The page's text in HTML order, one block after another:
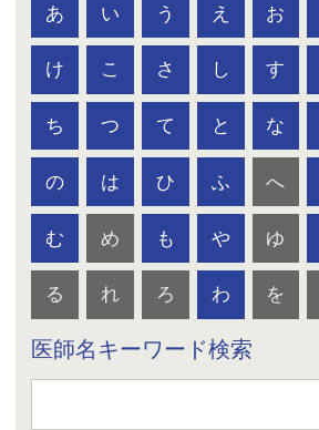
あ い う え お
け こ さ し す
ち つ て と な
の は ひ ふ へ
む め も や ゆ
る れ ろ わ を
医師名キーワード検索